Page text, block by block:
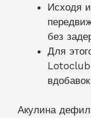
Исходя
без
Для
Lotoclub
Акулина